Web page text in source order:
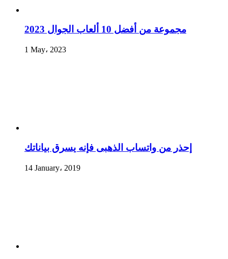
مجموعة من أفضل 10 ألعاب الجوال 2023
1 May، 2023
إحذر من واتساب الذهبى فإنه يسرق بياناتك
14 January، 2019